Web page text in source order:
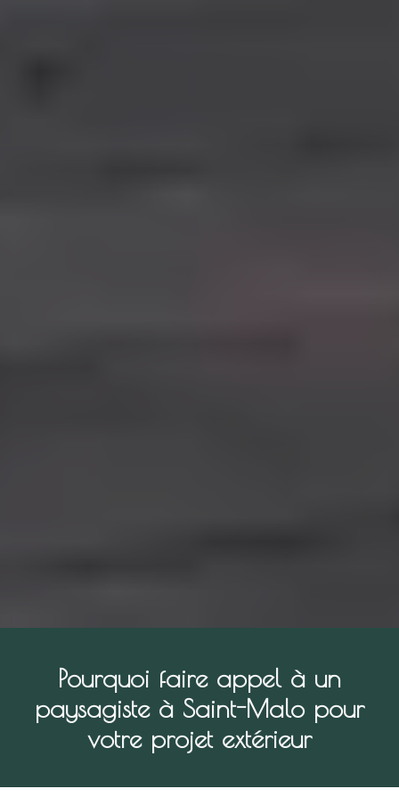
Pourquoi faire appel à un
paysagiste à Saint-Malo pour
votre projet extérieur